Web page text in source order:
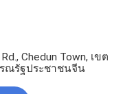
Chedun Town, เขต
รณรัฐประชาชนจีน